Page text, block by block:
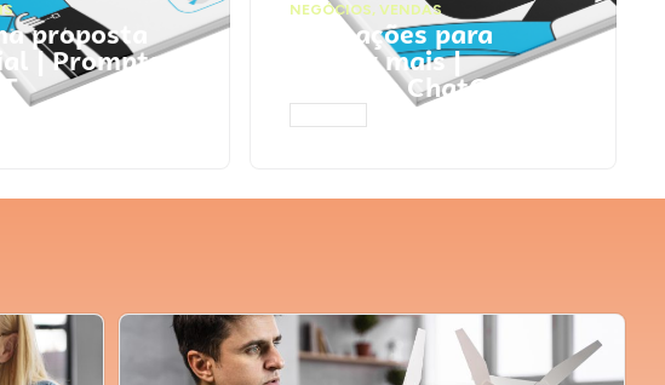
proposta
| Prompts
NEGÓCIOS, VENDAS
Faça ações para
vender mais |
Prompts ChatGPT